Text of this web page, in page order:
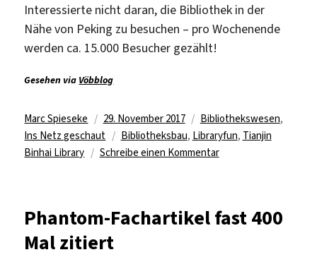
Interessierte nicht daran, die Bibliothek in der
Nähe von Peking zu besuchen – pro Wochenende
werden ca. 15.000 Besucher gezählt!
Gesehen via Vöbblog
Autor
Marc Spieseke
Veröffentlicht
am
29. November 2017 Kategorien
Bibliothekswesen,
Ins Netz geschaut
Schlagwörter
Bibliotheksbau, Libraryfun, Tianjin
Binhai Library
Schreibe einen Kommentarzu
und
Phantom-Fachartikel fast 400
Mal zitiert